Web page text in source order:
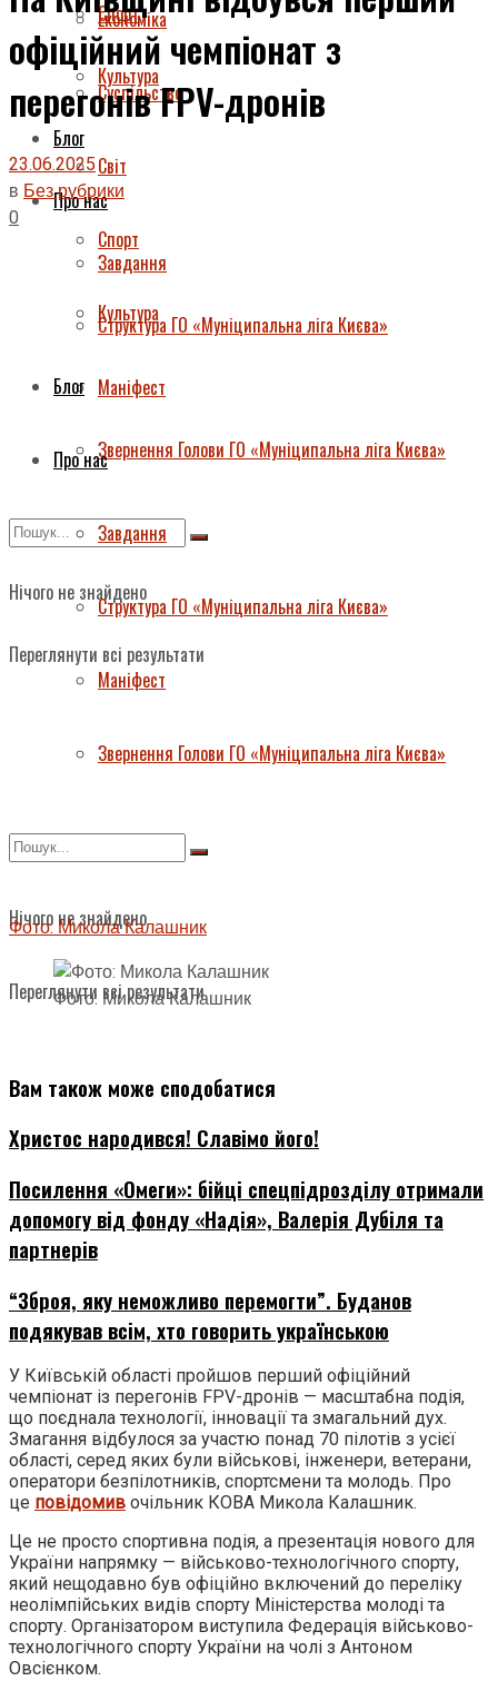
Спорт
Культура
Блог
Про нас
Завдання
Структура ГО «Муніципальна ліга Києва»
Маніфест
Звернення Голови ГО «Муніципальна ліга Києва»
Нічого не знайдено
Переглянути всі результати
Економіка
Суспільство
Світ
Спорт
Культура
Блог
Про нас
Завдання
Структура ГО «Муніципальна ліга Києва»
Маніфест
Звернення Голови ГО «Муніципальна ліга Києва»
Нічого не знайдено
Переглянути всі результати
офіційний чемпіонат з
перегонів FPV-дронів
23.06.2025
в Без рубрики
0
Фото: Микола Калашник
Фото: Микола Калашник
Вам також може сподобатися
Христос народився! Славімо його!
Посилення «Омеги»: бійці спецпідрозділу отримали
допомогу від фонду «Надія», Валерія Дубіля та
партнерів
“Зброя, яку неможливо перемогти”. Буданов
подякував всім, хто говорить українською
У Київській області пройшов перший офіційний
чемпіонат із перегонів FPV-дронів — масштабна подія,
що поєднала технології, інновації та змагальний дух.
Змагання відбулося за участю понад 70 пілотів з усієї
області, серед яких були військові, інженери, ветерани,
оператори безпілотників, спортсмени та молодь. Про
це повідомив очільник КОВА Микола Калашник.
Це не просто спортивна подія, а презентація нового для
України напрямку — військово-технологічного спорту,
який нещодавно був офіційно включений до переліку
неолімпійських видів спорту Міністерства молоді та
спорту. Організатором виступила Федерація військово-
технологічного спорту України на чолі з Антоном
Овсієнком.